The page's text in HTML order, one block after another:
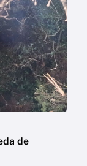
de